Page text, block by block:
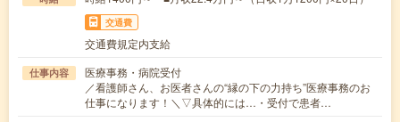
交通費
交通費規定内支給
仕事内容
医療事務・病院受付
／看護師さん、お医者さんの“縁の下の力持ち”医療事務のお
仕事になります！＼▽具体的には…・受付で患者…